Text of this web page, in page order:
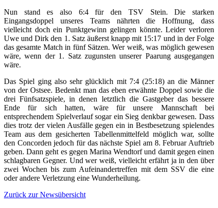
Nun stand es also 6:4 für den TSV Stein. Die starken
Eingangsdoppel unseres Teams nährten die Hoffnung, dass
vielleicht doch ein Punktgewinn gelingen könnte. Leider verloren
Uwe und Dirk den 1. Satz äußerst knapp mit 15:17 und in der Folge
das gesamte Match in fünf Sätzen. Wer weiß, was möglich gewesen
wäre, wenn der 1. Satz zugunsten unserer Paarung ausgegangen
wäre.
Das Spiel ging also sehr glücklich mit 7:4 (25:18) an die Männer
von der Ostsee. Bedenkt man das eben erwähnte Doppel sowie die
drei Fünfsatzspiele, in denen letztlich die Gastgeber das bessere
Ende für sich hatten, wäre für unsere Mannschaft bei
entsprechendem Spielverlauf sogar ein Sieg denkbar gewesen. Dass
dies trotz der vielen Ausfälle gegen ein in Bestbesetzung spielendes
Team aus dem gesicherten Tabellenmittelfeld möglich war, sollte
den Concorden jedoch für das nächste Spiel am 8. Februar Auftrieb
geben. Dann geht es gegen Marina Wendtorf und damit gegen einen
schlagbaren Gegner. Und wer weiß, vielleicht erfährt ja in den über
zwei Wochen bis zum Aufeinandertreffen mit dem SSV die eine
oder andere Verletzung eine Wunderheilung.
Zurück zur Newsübersicht